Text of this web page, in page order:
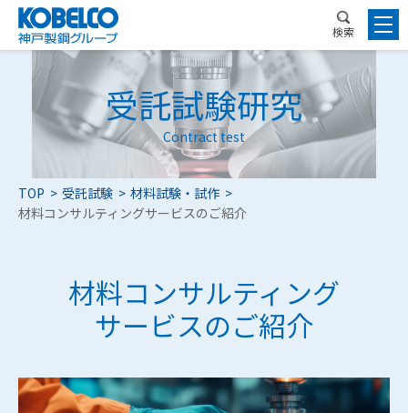
検索
受託試験研究
Contract test
TOP 受託試験
材料試験・試作
材料コンサルティングサービスのご紹介
材料コンサルティング
サービスのご紹介